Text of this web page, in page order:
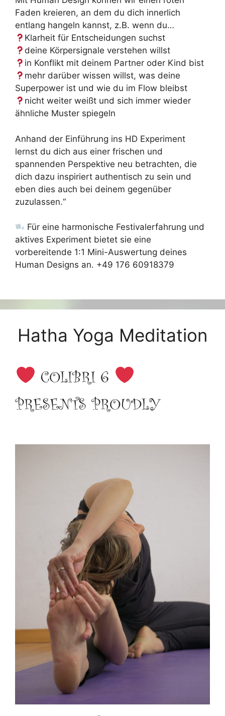
Faden kreieren, an dem du dich innerlich
entlang hangeln kannst, z.B. wenn du…
Klarheit für Entscheidungen suchst
deine Körpersignale verstehen willst
in Konflikt mit deinem Partner oder Kind bist
mehr darüber wissen willst, was deine
Superpower ist und wie du im Flow bleibst
nicht weiter weißt und sich immer wieder
ähnliche Muster spiegeln
Anhand der Einführung ins HD Experiment
lernst du dich aus einer frischen und
spannenden Perspektive neu betrachten, die
dich dazu inspiriert authentisch zu sein und
eben dies auch bei deinem gegenüber
zuzulassen.“
Für eine harmonische Festivalerfahrung und
aktives Experiment bietet sie eine
vorbereitende 1:1 Mini-Auswertung deines
Human Designs an. +49 176 60918379
Hatha Yoga Meditation
COLIBRI 6
PRESENTS PROUDLY